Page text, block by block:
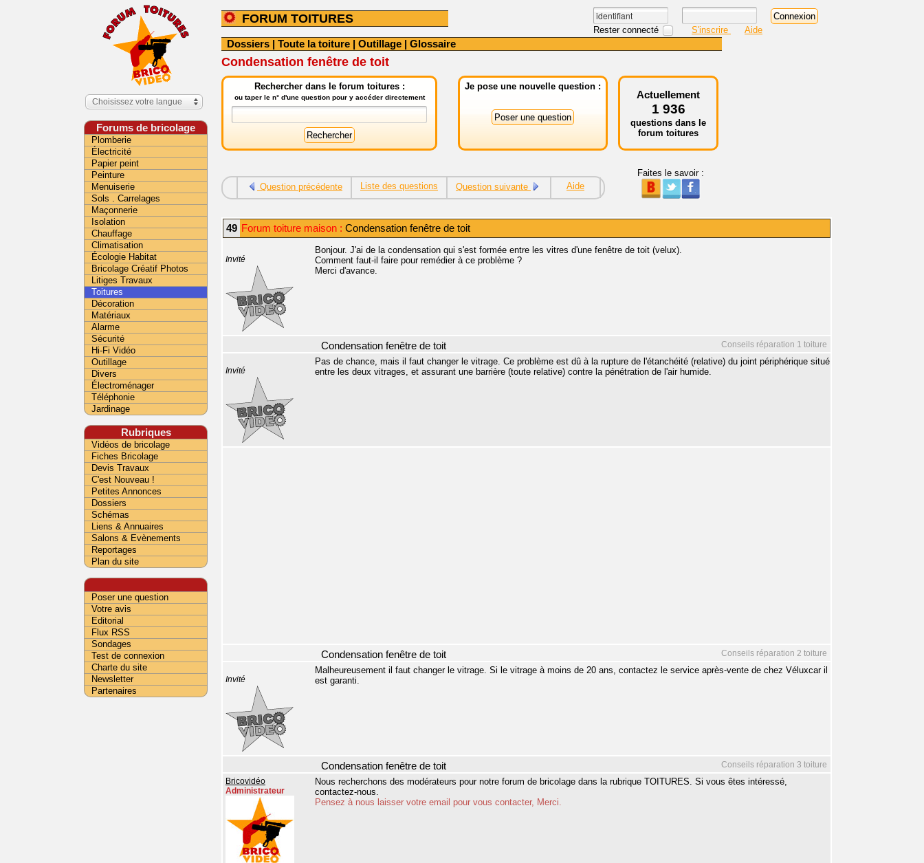
FORUM TOITURES
Rester connecté S'inscrire Aide
Dossiers | Toute la toiture | Outillage | Glossaire
Condensation fenêtre de toit
Rechercher dans le forum toitures :
ou taper le n° d'une question pour y accéder directement
Je pose une nouvelle question :
Actuellement
1 936
questions dans le
forum toitures
Question précédente Liste des questions Question suivante Aide
Faites le savoir :
49 Forum toiture maison : Condensation fenêtre de toit
Invité
Bonjour. J'ai de la condensation qui s'est formée entre les vitres d'une fenêtre de toit (velux).
Comment faut-il faire pour remédier à ce problème ?
Merci d'avance.
Conseils réparation 1 toiture
Condensation fenêtre de toit
Invité
Pas de chance, mais il faut changer le vitrage. Ce problème est dû à la rupture de l'étanchéité (relative) du joint périphérique situé
entre les deux vitrages, et assurant une barrière (toute relative) contre la pénétration de l'air humide.
Conseils réparation 2 toiture
Condensation fenêtre de toit
Invité
Malheureusement il faut changer le vitrage. Si le vitrage à moins de 20 ans, contactez le service après-vente de chez Véluxcar il
est garanti.
Conseils réparation 3 toiture
Condensation fenêtre de toit
Bricovidéo
Administrateur
Nous recherchons des modérateurs pour notre forum de bricolage dans la rubrique TOITURES. Si vous êtes intéressé,
contactez-nous.
Pensez à nous laisser votre email pour vous contacter, Merci.
Choisissez votre langue
Forums de bricolage
Plomberie
Électricité
Papier peint
Peinture
Menuiserie
Sols . Carrelages
Maçonnerie
Isolation
Chauffage
Climatisation
Écologie Habitat
Bricolage Créatif Photos
Litiges Travaux
Toitures
Décoration
Matériaux
Alarme
Sécurité
Hi-Fi Vidéo
Outillage
Divers
Électroménager
Téléphonie
Jardinage
Rubriques
Vidéos de bricolage
Fiches Bricolage
Devis Travaux
C'est Nouveau !
Petites Annonces
Dossiers
Schémas
Liens & Annuaires
Salons & Evènements
Reportages
Plan du site
Poser une question
Votre avis
Editorial
Flux RSS
Sondages
Test de connexion
Charte du site
Newsletter
Partenaires